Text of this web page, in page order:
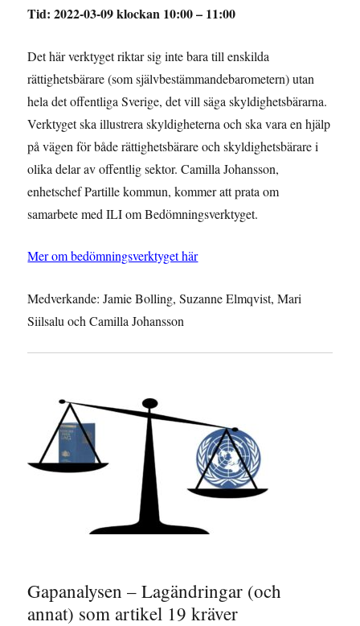
Tid: 2022-03-09 klockan 10:00 – 11:00
Det här verktyget riktar sig inte bara till enskilda
rättighetsbärare (som självbestämmandebarometern) utan
hela det offentliga Sverige, det vill säga skyldighetsbärarna.
Verktyget ska illustrera skyldigheterna och ska vara en hjälp
på vägen för både rättighetsbärare och skyldighetsbärare i
olika delar av offentlig sektor. Camilla Johansson,
enhetschef Partille kommun, kommer att prata om
samarbete med ILI om Bedömningsverktyget.
Mer om bedömningsverktyget här
Medverkande: Jamie Bolling, Suzanne Elmqvist,Mari
Siilsalu och Camilla Johansson
Gapanalysen – Lagändringar (och
annat) som artikel 19 kräver